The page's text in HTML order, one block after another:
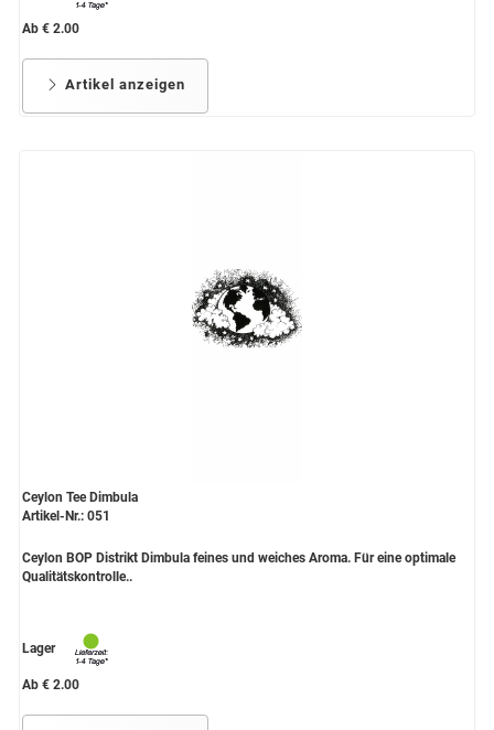
Ab € 2.00
Artikel anzeigen
Ceylon Tee Dimbula
Artikel-Nr.: 051
Ceylon BOP Distrikt Dimbula feines und weiches Aroma. Für eine optimale
Qualitätskontrolle..
Lager
Ab € 2.00